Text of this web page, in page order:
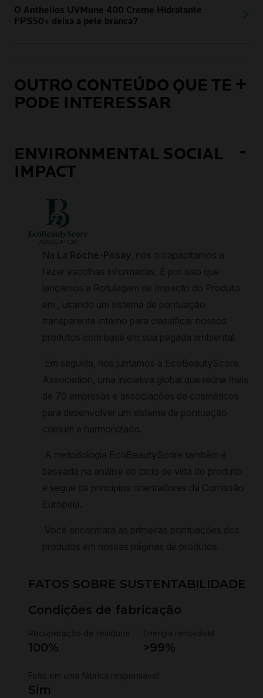
O Anthelios UVMune 400 Creme Hidratante
FPS50+ deixa a pele branca?
OUTRO CONTEÚDO QUE TE
PODE INTERESSAR
ENVIRONMENTAL SOCIAL
IMPACT